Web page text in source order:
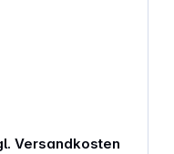
Versandkosten